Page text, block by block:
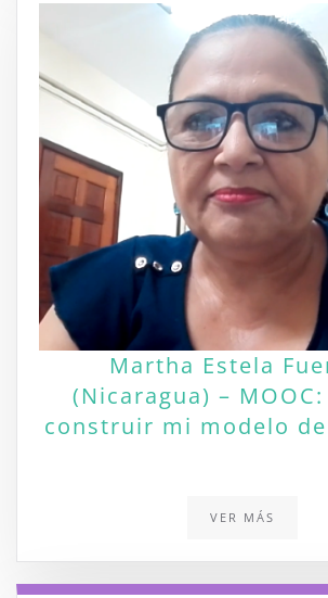
Martha Estela
(Nicaragua) – MOOC:
construir mi modelo de
VER MÁS